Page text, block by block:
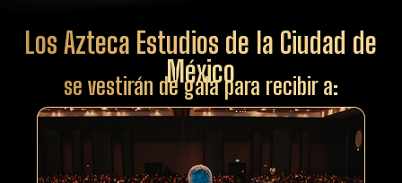
Los Azteca Estudios de la Ciudad de
México
se vestirán de gala para recibir a: